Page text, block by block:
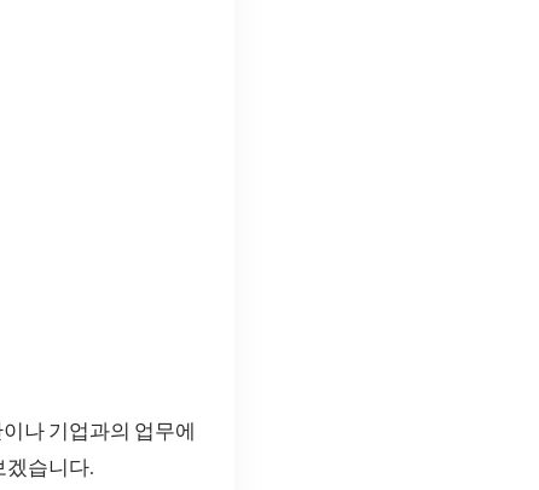
나 기업과의 업무에
겠습니다.